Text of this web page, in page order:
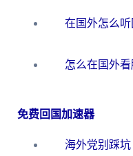
免费回国加速器